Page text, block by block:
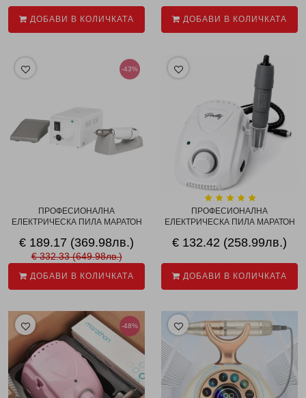
ДОБАВИ В КОЛИЧКАТА ДОБАВИ В КОЛИЧКАТА
-43%
ПРОФЕСИОНАЛНА
ЕЛЕКТРИЧЕСКА ПИЛА МАРАТОН
€ 189.17 (369.98лв.)
€ 332.33 (649.98лв.)
ДОБАВИ В КОЛИЧКАТА
ПРОФЕСИОНАЛНА
ЕЛЕКТРИЧЕСКА ПИЛА МАРАТОН
€ 132.42 (258.99лв.)
ДОБАВИ В КОЛИЧКАТА
-48%